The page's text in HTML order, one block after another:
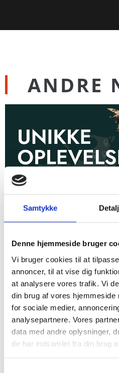
Samtykke
Denne hjemmeside bruger
Vi bruger cookies til at
annoncer, til at vise dig
at analysere vores trafik. Vi
din brug af vores hjemmeside
for sociale medier,
analysepartnere. Vores
data med andre oplysninger,
de har indsamlet fra din brug
ANDRE
Oplev hele Vestsjællands
25. juni 2026